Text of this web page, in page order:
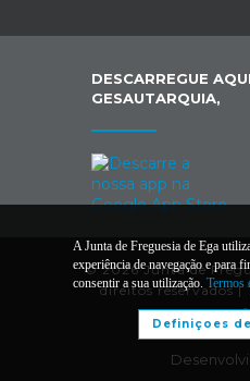
DESCARREGUE
GESAUTARQUIA,
© 2026 Junta de
direitos reservados |
A Junta de Freguesia de Ega
experiência de navegação e para
consentir a sua utilização. Termos
Definiçoes